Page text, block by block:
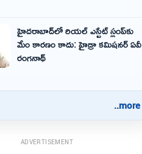
హైదరాబాద్‌లో రియల్ ఎస్టేట్ స్లంప్‌కు
మేం కారణం కాదు: హైడ్రా కమిషనర్ ఏవీ
రంగనాథ్
..more
ADVERTISEMENT